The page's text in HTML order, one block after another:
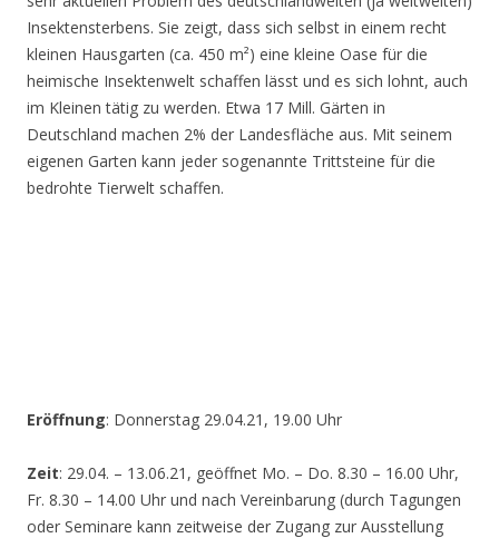
Insektensterbens. Sie zeigt, dass sich selbst in einem recht
kleinen Hausgarten (ca. 450 m²) eine kleine Oase für die
heimische Insektenwelt schaffen lässt und es sich lohnt, auch
im Kleinen tätig zu werden. Etwa 17 Mill. Gärten in
Deutschland machen 2% der Landesfläche aus. Mit seinem
eigenen Garten kann jeder sogenannte Trittsteine für die
bedrohte Tierwelt schaffen.
Eröffnung: Donnerstag 29.04.21, 19.00 Uhr
Zeit: 29.04. – 13.06.21, geöffnet Mo. – Do. 8.30 – 16.00 Uhr,
Fr. 8.30 – 14.00 Uhr und nach Vereinbarung (durch Tagungen
oder Seminare kann zeitweise der Zugang zur Ausstellung